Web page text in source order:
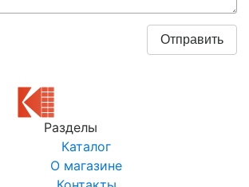
Разделы
Каталог
О магазине